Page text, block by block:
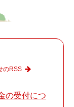
の受付につ
のRSS